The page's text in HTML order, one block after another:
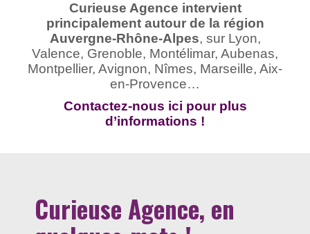
Curieuse Agence intervient
principalement autour de la région
Auvergne-Rhône-Alpes, sur Lyon,
Valence, Grenoble, Montélimar, Aubenas,
Montpellier, Avignon, Nîmes, Marseille, Aix-
en-Provence…
Contactez-nous ici pour plus
d’informations !
Curieuse Agence, en